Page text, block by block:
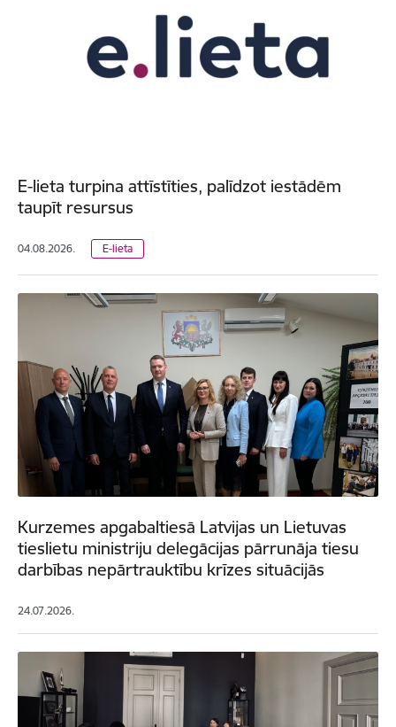
E-lieta turpina attīstīties, palīdzot iestādēm
taupīt resursus
04.08.2026. E-lieta
Kurzemes apgabaltiesā Latvijas un Lietuvas
tieslietu ministriju delegācijas pārrunāja tiesu
darbības nepārtrauktību krīzes situācijās
24.07.2026.